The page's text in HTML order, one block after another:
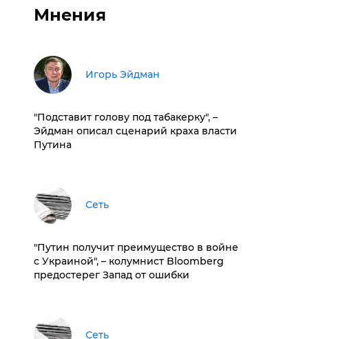
Мнения
Игорь Эйдман
​"Подставит голову под табакерку", –
Эйдман описал сценарий краха власти
Путина
Сеть
"Путин получит преимущество в войне
с Украиной", – колумнист Bloomberg
предостерег Запад от ошибки
Сеть